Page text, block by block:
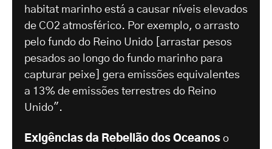
habitat marinho está a causar níveis elevados
de CO2 atmosférico. Por exemplo, o arrasto
pelo fundo do Reino Unido [arrastar pesos
pesados ao longo do fundo marinho para
capturar peixe] gera emissões equivalentes
a 13% de emissões terrestres do Reino
Unido".
Exigências da Rebelião dos Oceanos o